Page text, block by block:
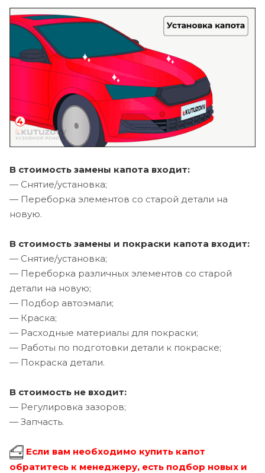
В стоимость замены капота входит:
— Снятие/установка;
— Переборка элементов со старой детали на
новую.
В стоимость замены и покраски капота входит:
— Снятие/установка;
— Переборка различных элементов со старой
детали на новую;
— Подбор автоэмали;
— Краска;
— Расходные материалы для покраски;
— Работы по подготовки детали к покраске;
— Покраска детали.
В стоимость не входит:
— Регулировка зазоров;
— Запчасть.
Если вам необходимо купить капот
обратитесь к менеджеру, есть подбор новых и